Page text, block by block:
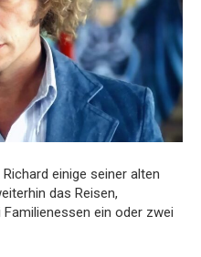
einige seiner alten
das Reisen,
ein oder zwei